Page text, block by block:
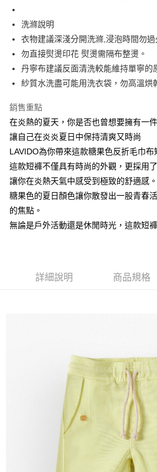
相關說明
【大哥付你分期使用說明】
1.本服務由台灣大哥大提供，台灣大哥大用戶
2.付款方式選擇「大哥付你分期」，訂單成立
流程，驗證手機門號後，選擇欲分期的期數
3.實際核准額度、可分期數及費用金額請依後
消。如遇「轉專審核」未通過狀況，表示未達
法說明評估內容。
1.分期款項不併入電信帳單，「大哥付你分期
醒簡訊。
2.透過簡訊連結打開帳單後，可選擇「超商條
帳／街口支付／iPASS MONEY」等通路繳費
【注意事項】
用戶於交易時，得透過本服務購買商品或服務
買賣價金債權讓與本公司後，依約使用本公
ATM付款
運送方式
每筆NT$60，滿NT$1,499(含以上)免運費
付款後全家取貨
7-11取貨付款
每筆NT$60，滿NT$1,500(含以上)免運費
每筆NT$60，滿NT$1,500(含以上)免運
洗滌說明
衣物建議深淺分開洗滌,浸泡時間勿過
勿直接熨燙印花 熨燙需隔布整燙。
丹寧布建議反面清洗較能維持單寧的
紗質水洗盡可能用洗衣袋，勿高溫烘
銷售重點
在炎熱的夏天，你是否也曾想要擁有一
讓自己在炎炎夏日中保持清爽又時尚
LAVIDO為你帶來這款糖果色反折毛巾布
這款短褲不僅具有時尚的外觀，更採用
讓你在炎熱天氣中感受到極致的舒適感。
糖果色的夏日顏色讓你散發出一股青春
的焦點。
無論是戶外活動還是休閒時光，這款短
詳細說明 商品規格